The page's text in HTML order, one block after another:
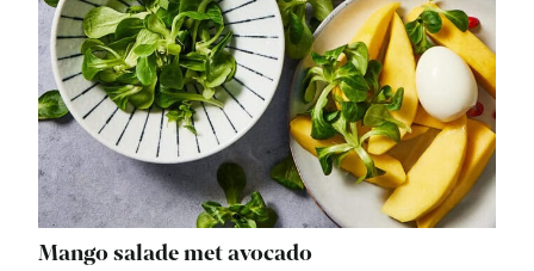
Mango salade met avocado